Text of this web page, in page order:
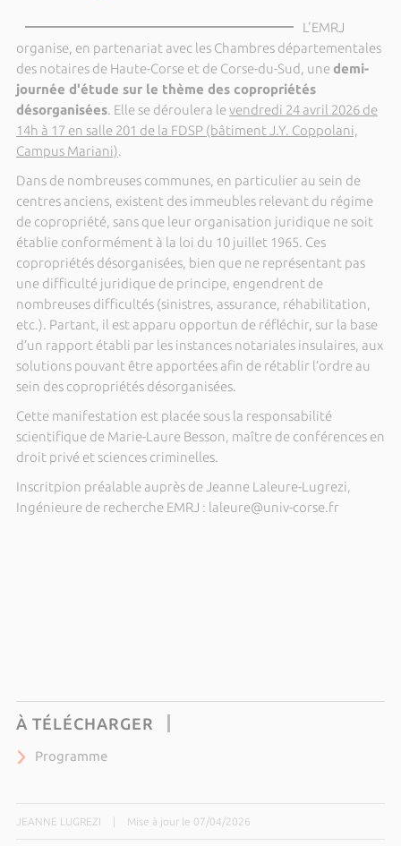
L'EMRJ
organise, en partenariat avec les Chambres départementales
des notaires de Haute-Corse et de Corse-du-Sud, unedemi-
journée d'étude sur le thème des copropriétés
désorganisées. Elle se déroulera levendredi 24 avril 2026 de
14h à 17 en salle 201 de la FDSP (bâtiment J.Y. Coppolani,
Campus Mariani).
Dans de nombreuses communes, en particulier au sein de
centres anciens, existent des immeubles relevant du régime
de copropriété, sans que leur organisation juridique ne soit
établie conformément à la loi du 10 juillet 1965. Ces
copropriétés désorganisées, bien que ne représentant pas
une difficulté juridique de principe, engendrent de
nombreuses difficultés (sinistres, assurance, réhabilitation,
etc.). Partant, il est apparu opportun de réfléchir, sur la base
d’un rapport établi par les instances notariales insulaires, aux
solutions pouvant être apportées afin de rétablir l’ordre au
sein des copropriétés désorganisées.
Cette manifestation est placée sous la responsabilité
scientifique de Marie-Laure Besson, maître de conférences en
droit privé et sciences criminelles.
Inscritpion préalable auprès de Jeanne Laleure-Lugrezi,
Ingénieure de recherche EMRJ : laleure@univ-corse.fr
À TÉLÉCHARGER
Programme
JEANNE LUGREZI Mise à jour le 07/04/2026